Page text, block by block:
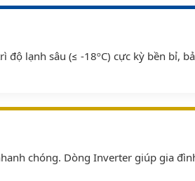
lạnh sâu (≤ -18ºC) cực kỳ bền bỉ,
chóng. Dòng Inverter giúp gia